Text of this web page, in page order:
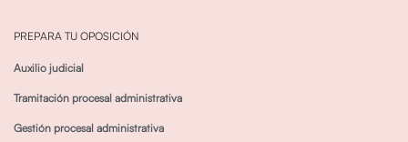
PREPARA TU OPOSICIÓN
Auxilio judicial
Tramitación procesal administrativa
Gestión procesal administrativa